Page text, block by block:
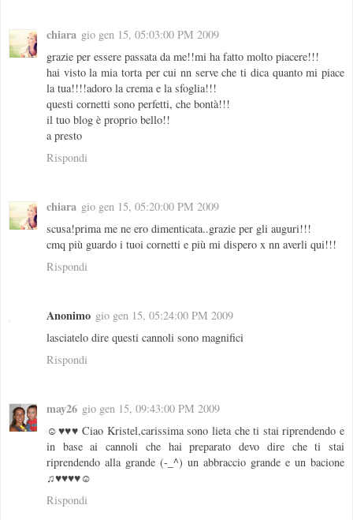
chiara gio gen 15, 05:03:00 PM 2009
grazie per essere passata da me!!mi ha fatto molto piacere!!!
hai visto la mia torta per cui nn serve che ti dica quanto mi piace
la tua!!!!adoro la crema e la sfoglia!!!
questi cornetti sono perfetti, che bontà!!!
il tuo blog è proprio bello!!
a presto
Rispondi
chiara gio gen 15, 05:20:00 PM 2009
scusa!prima me ne ero dimenticata..grazie per gli auguri!!!
cmq più guardo i tuoi cornetti e più mi dispero x nn averli qui!!!
Rispondi
Anonimo gio gen 15, 05:24:00 PM 2009
lasciatelo dire questi cannoli sono magnifici
Rispondi
may26 gio gen 15, 09:43:00 PM 2009
☺♥♥♥ Ciao Kristel,carissima sono lieta che ti stai riprendendo e
in base ai cannoli che hai preparato devo dire che ti stai
riprendendo alla grande (-_^) un abbraccio grande e un bacione
♫♥♥♥♥☺
Rispondi